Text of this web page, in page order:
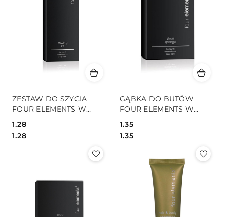
ZESTAW DO SZYCIA
FOUR ELEMENTS W
Cena:
1.28
Cena:
1.28
GĄBKA DO BUTÓW
FOUR ELEMENTS W
Cena:
1.35
Cena:
1.35